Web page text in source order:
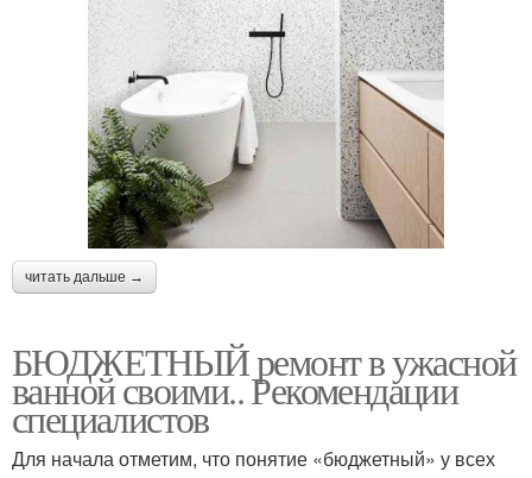
читать дальше →
БЮДЖЕТНЫЙ ремонт в ужасной
ванной своими.. Рекомендации
специалистов
Для начала отметим, что понятие «бюджетный» у всех